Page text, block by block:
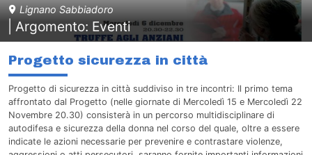
Lignano Sabbiadoro
| Argomento: Eventi
Progetto sicurezza in città
Progetto di sicurezza in città suddiviso in tre incontri: Il primo tema
affrontato dal Progetto (nelle giornate di Mercoledì 15 e Mercoledì 22
Novembre 20.30) consisterà in un percorso multidisciplinare di
autodifesa e sicurezza della donna nel corso del quale, oltre a essere
indicate le azioni necessarie per prevenire e contrastare violenze,